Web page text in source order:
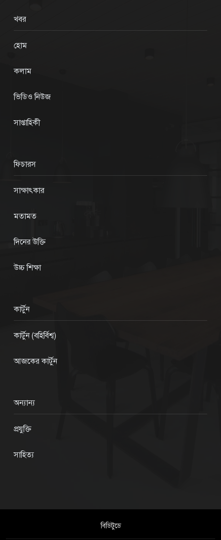
খবর
হোম
কলাম
ভিডিও নিউজ
সাপ্তাহিকী
ফিচারস
সাক্ষাৎকার
মতামত
দিনের উক্তি
উচ্চ শিক্ষা
কার্টুন
কার্টুন (বহির্বিশ্ব)
আজকের কার্টুন
অন্যান্য
প্রযুক্তি
সাহিত্য
বিডিটুডে